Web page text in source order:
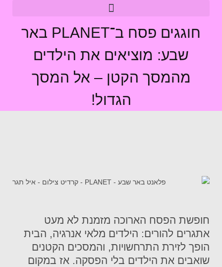
חוגגים פסח ב־PLANET באר
שבע: מוציאים את הילדים
מהמסך הקטן – אל המסך
הגדול!
חופשת הפסח הארוכה מזמנת לא מעט
אתגרים להורים: הילדים מלאי אנרגיה, הבית
הופך לזירת התרחשויות, והמסכים הקטנים
שואבים את הילדים בלי הפסקה. אז במקום